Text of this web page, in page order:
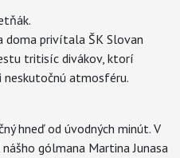
doma privítala ŠK Slovan
tritisíc divákov, ktorí
atmosféru.
hneď od úvodných minút. V
gólmana Martina Junasa